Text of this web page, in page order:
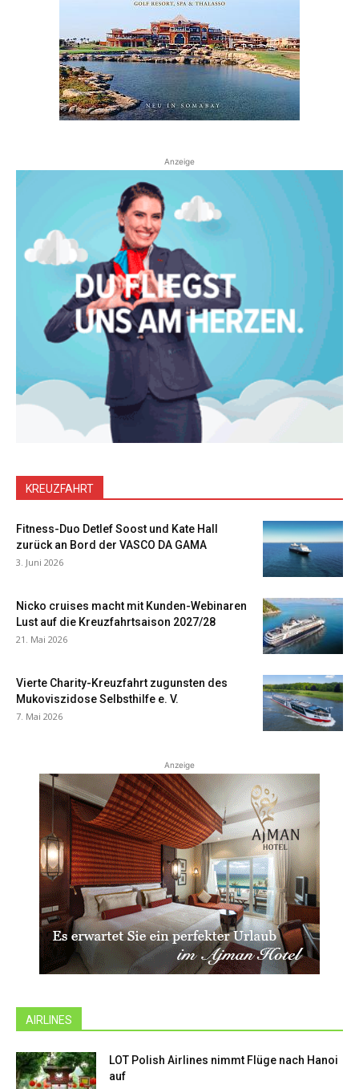
Anzeige
KREUZFAHRT
Fitness-Duo Detlef Soost und Kate Hall
zurück an Bord der VASCO DA GAMA
3. Juni 2026
Nicko cruises macht mit Kunden-Webinaren
Lust auf die Kreuzfahrtsaison 2027/28
21. Mai 2026
Vierte Charity-Kreuzfahrt zugunsten des
Mukoviszidose Selbsthilfe e. V.
7. Mai 2026
Anzeige
AIRLINES
LOT Polish Airlines nimmt Flüge nach Hanoi
auf